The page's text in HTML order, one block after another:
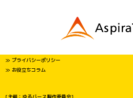
≫ プライバシーポリシー
≫ お役立ちコラム
[主催：ゆるバース製作委員会]